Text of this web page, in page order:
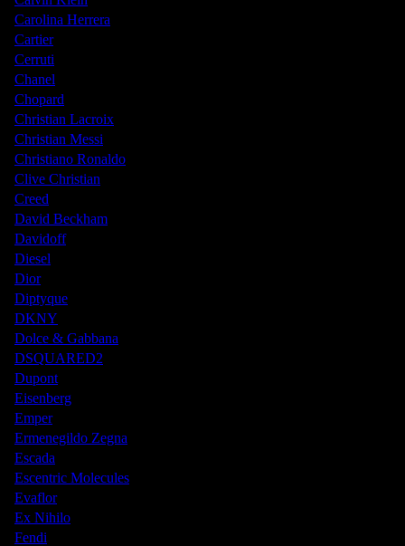
Carolina Herrera
Cartier
Cerruti
Chanel
Chopard
Christian Lacroix
Christian Messi
Christiano Ronaldo
Clive Christian
Creed
David Beckham
Davidoff
Diesel
Dior
Diptyque
DKNY
Dolce & Gabbana
DSQUARED2
Dupont
Eisenberg
Emper
Ermenegildo Zegna
Escada
Escentric Molecules
Evaflor
Ex Nihilo
Fendi